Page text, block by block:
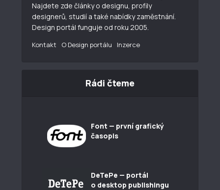
Najdete zde články o designu, profily
designerů, studií a také nabídky zaměstnání.
Design portál funguje od roku 2005.
Kontakt O Design portálu Inzerce
Rádi čteme
Font — první grafický
časopis
DeTePe — portál
o desktop publishingu